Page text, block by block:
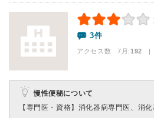
3件
アクセス数 7月:192 |
慢性便秘について
【専門医・資格】 消化器病専門医、消